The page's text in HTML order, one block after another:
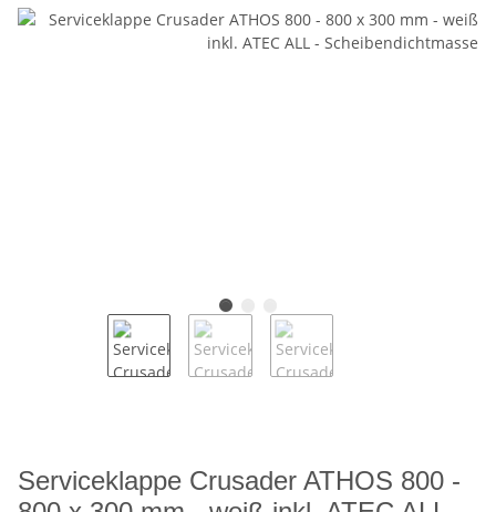
Serviceklappe Crusader ATHOS 800 -